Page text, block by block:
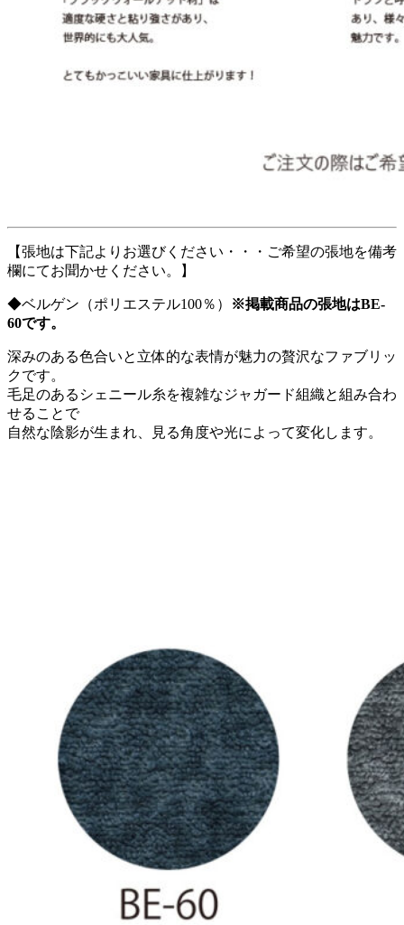
【張地は下記よりお選びください・・・ご希望の張地を備考
欄にてお聞かせください。】
◆ベルゲン（ポリエステル100％）
※掲載商品の張地はBE-
60です。
深みのある色合いと立体的な表情が魅力の贅沢なファブリッ
クです。
毛足のあるシェニール糸を複雑なジャガード組織と組み合わ
せることで
自然な陰影が生まれ、見る角度や光によって変化します。